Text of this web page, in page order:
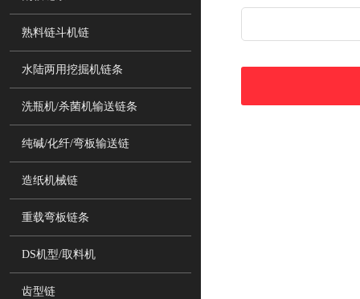
熟料链斗机链
水陆两用挖掘机链条
洗瓶机/杀菌机输送链条
纯碱/化纤/弯板输送链
造纸机械链
重载弯板链条
DS机型/取料机
齿型链